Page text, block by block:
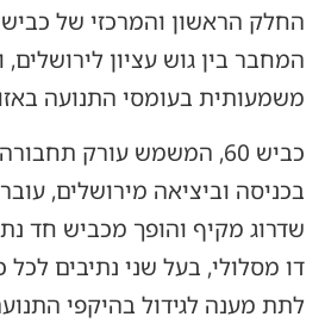
המחבר בין גוש עציון
משמעותית בעומסי התנועה
כביש 60, המשמש עורק
בכניסה וביציאה מירושלים,
שדרוג מקיף והופך מכביש חד
דו מסלולי, בעל שני נתיבים לכל
לתת מענה לגידול בהיקפי